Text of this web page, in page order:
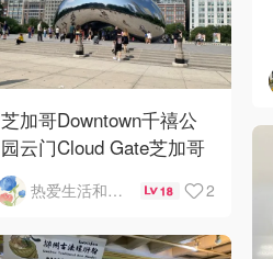
芝加哥Downtown千禧公
园云门Cloud Gate芝加哥
河街景❤️鳞次栉比的高楼
热爱生活和自由的轻舞飞扬 18 2